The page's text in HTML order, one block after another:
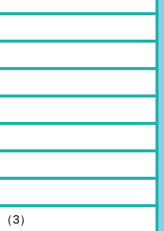
（3）